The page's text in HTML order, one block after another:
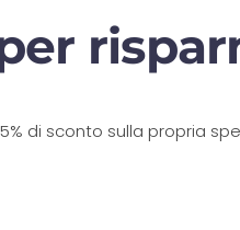
di sconto sulla propria